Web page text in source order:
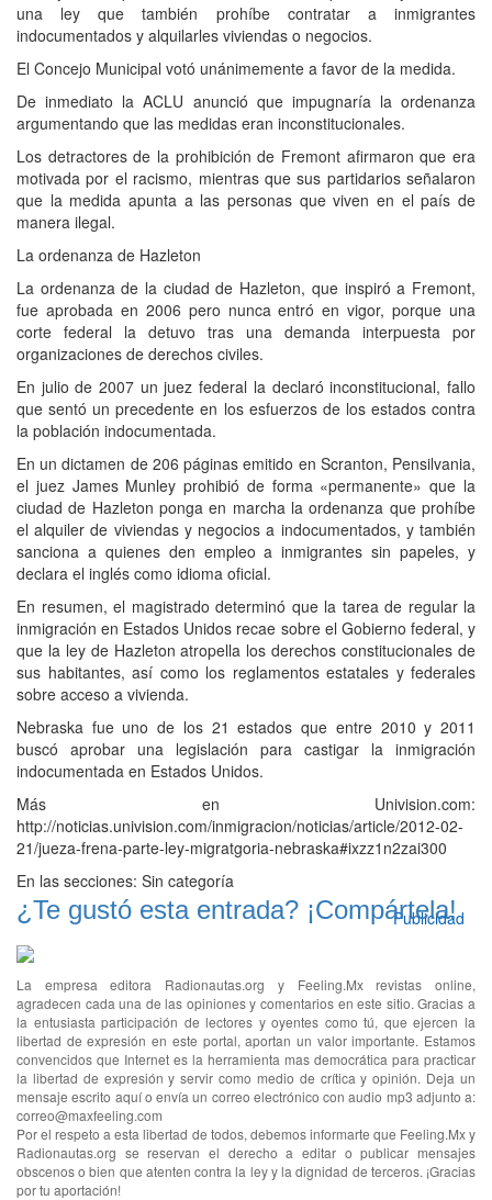
una ley que también prohíbe contratar a inmigrantes
indocumentados y alquilarles viviendas o negocios.
El Concejo Municipal votó unánimemente a favor de la medida.
De inmediato la ACLU anunció que impugnaría la ordenanza
argumentando que las medidas eran inconstitucionales.
Los detractores de la prohibición de Fremont afirmaron que era
motivada por el racismo, mientras que sus partidarios señalaron
que la medida apunta a las personas que viven en el país de
manera ilegal.
La ordenanza de Hazleton
La ordenanza de la ciudad de Hazleton, que inspiró a Fremont,
fue aprobada en 2006 pero nunca entró en vigor, porque una
corte federal la detuvo tras una demanda interpuesta por
organizaciones de derechos civiles.
En julio de 2007 un juez federal la declaró inconstitucional, fallo
que sentó un precedente en los esfuerzos de los estados contra
la población indocumentada.
En un dictamen de 206 páginas emitido en Scranton, Pensilvania,
el juez James Munley prohibió de forma «permanente» que la
ciudad de Hazleton ponga en marcha la ordenanza que prohíbe
el alquiler de viviendas y negocios a indocumentados, y también
sanciona a quienes den empleo a inmigrantes sin papeles, y
declara el inglés como idioma oficial.
En resumen, el magistrado determinó que la tarea de regular la
inmigración en Estados Unidos recae sobre el Gobierno federal, y
que la ley de Hazleton atropella los derechos constitucionales de
sus habitantes, así como los reglamentos estatales y federales
sobre acceso a vivienda.
Nebraska fue uno de los 21 estados que entre 2010 y 2011
buscó aprobar una legislación para castigar la inmigración
indocumentada en Estados Unidos.
Más en Univision.com:
http://noticias.univision.com/inmigracion/noticias/article/2012-02-
21/jueza-frena-parte-ley-migratgoria-nebraska#ixzz1n2zai300
En las secciones: Sin categoría
¿Te gustó esta entrada? ¡Compártela!
Publicidad
La empresa editora Radionautas.org y Feeling.Mx revistas online,
agradecen cada una de las opiniones y comentarios en este sitio. Gracias a
la entusiasta participación de lectores y oyentes como tú, que ejercen la
libertad de expresión en este portal, aportan un valor importante. Estamos
convencidos que Internet es la herramienta mas democrática para practicar
la libertad de expresión y servir como medio de crítica y opinión. Deja un
mensaje escrito aquí o envía un correo electrónico con audio mp3 adjunto a:
correo@maxfeeling.com
Por el respeto a esta libertad de todos, debemos informarte que Feeling.Mx y
Radionautas.org se reservan el derecho a editar o publicar mensajes
obscenos o bien que atenten contra la ley y la dignidad de terceros. ¡Gracias
por tu aportación!